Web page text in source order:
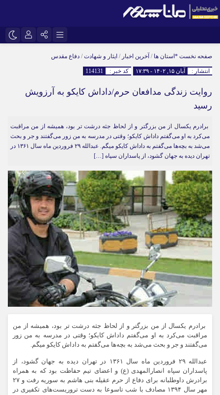
اینستاگرام تلگرام
سروش ایتا
آپارات رمز عبور
مرا به خاطر بسپار
صفحه نخست *استان ها / آخرین اخبار / ایثار و شهادت/ دفاع مقدس
انتشار : آبان ۱۵, ۱۴۰۲ - ۱۷:۳۹ کد خبر : 114131
روایت زندگی مدافعان حرم/داداش کایکو به آرزویش
رسید
برادرم یکسال از من بزرگتر و از لحاظ جثه درشت تر بود، همیشه از من مراقبت
می‌کرد به او می‌گفتم داداش کایکو؛ وقتی در مدرسه به من زور می‌گفتند و جر و بحث
می‌شد به بچه‌ها می‌گفتم به داداش کایکو میگم. عبدالله ۲۹ فروردین ماه سال ۱۳۶۱ در
تهران دیده به جهان گشود، از پاسداران سپاه […]
برادرم یکسال از من بزرگتر و از لحاظ جثه درشت تر بود، همیشه از من
مراقبت می‌کرد به او می‌گفتم داداش کایکو؛ وقتی در مدرسه به من زور
می‌گفتند و جر و بحث می‌شد به بچه‌ها می‌گفتم به داداش کایکو میگم.
عبدالله ۲۹ فروردین ماه سال ۱۳۶۱ در تهران دیده به جهان گشود، از
پاسداران سپاه انصارالمهدی (ع) و اعضای تیم حفاظت بود که به همراه
برادرش داوطلبانه برای دفاع از حرم عقیله بنی هاشم به سوریه رفت و ۲۷
مهر سال ۱۳۹۴ مصادف با شب تاسوعا به دست تروریست‌های تکفیری در